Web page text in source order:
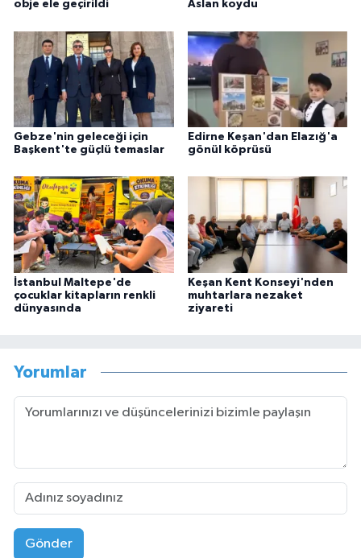
obje ele geçirildi
Aslan koydu
Gebze'nin geleceği için
Başkent'te güçlü temaslar
Edirne Keşan'dan Elazığ'a
gönül köprüsü
İstanbul Maltepe'de
çocuklar kitapların renkli
dünyasında
Keşan Kent Konseyi'nden
muhtarlara nezaket
ziyareti
Yorumlar
Gönder